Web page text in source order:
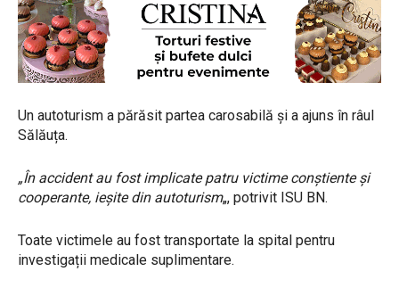
Un autoturism a părăsit partea carosabilă și a ajuns în râul
Sălăuța.
„În accident au fost implicate patru victime conștiente și
cooperante, ieșite din autoturism„, potrivit ISU BN.
Toate victimele au fost transportate la spital pentru
investigații medicale suplimentare.